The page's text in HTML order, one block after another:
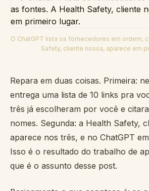
O ChatGPT lista os fornecedores em ordem,
Safety, cliente nossa, aparece em
Repara em duas coisas. Primeira:
entrega uma lista de 10 links pra
três já escolheram por você e
nomes. Segunda: a Health Safety,
aparece nos três, e no ChatGPT
Isso é o resultado do trabalho de
que é o assunto desse post.